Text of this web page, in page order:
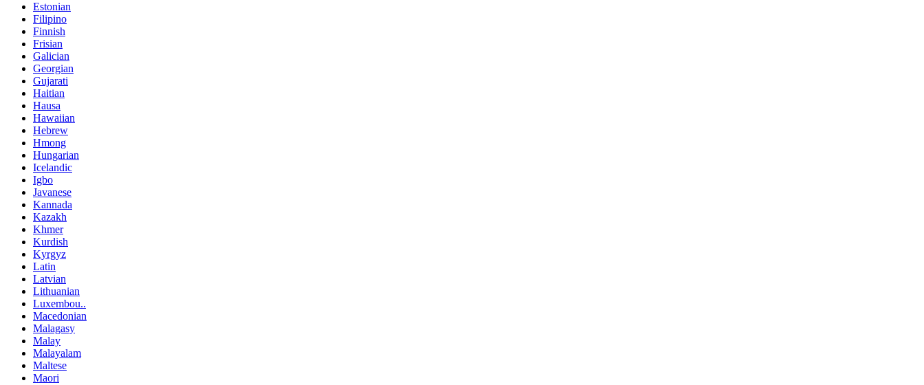
Estonian
Filipino
Finnish
Frisian
Galician
Georgian
Gujarati
Haitian
Hausa
Hawaiian
Hebrew
Hmong
Hungarian
Icelandic
Igbo
Javanese
Kannada
Kazakh
Khmer
Kurdish
Kyrgyz
Latin
Latvian
Lithuanian
Luxembou..
Macedonian
Malagasy
Malay
Malayalam
Maltese
Maori